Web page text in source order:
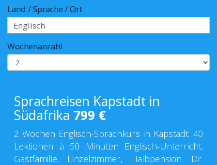
Land / Sprache / Ort
Wochenanzahl
Sprachreisen Kapstadt in
Südafrika 799 €
2 Wochen Englisch-Sprachkurs in Kapstadt. 40
Lektionen à 50 Minuten Englisch-Unterricht.
Gastfamilie, Einzelzimmer, Halbpension. Dr.